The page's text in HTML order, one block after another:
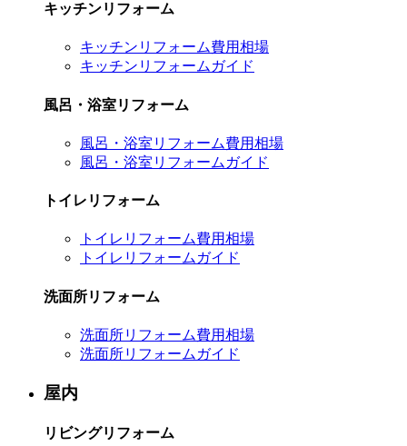
キッチンリフォーム
キッチンリフォーム費用相場
キッチンリフォームガイド
風呂・浴室リフォーム
風呂・浴室リフォーム費用相場
風呂・浴室リフォームガイド
トイレリフォーム
トイレリフォーム費用相場
トイレリフォームガイド
洗面所リフォーム
洗面所リフォーム費用相場
洗面所リフォームガイド
屋内
リビングリフォーム